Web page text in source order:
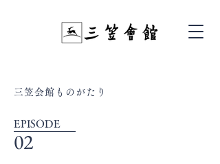
三笠会館ものがたり
EPISODE
02